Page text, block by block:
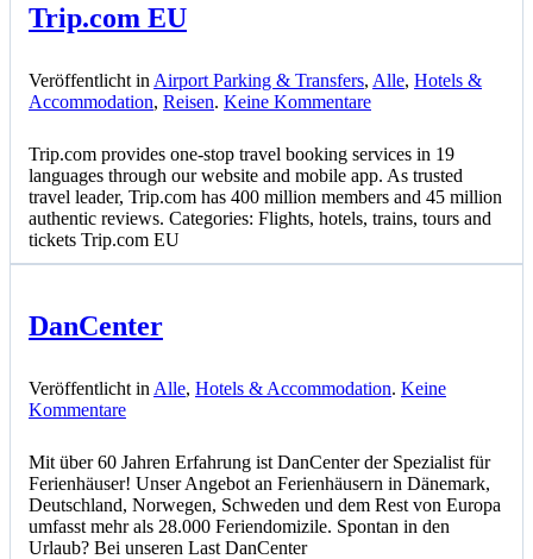
Trip.com EU
Veröffentlicht in Airport Parking & Transfers, Alle, Hotels &
Accommodation, Reisen. Keine Kommentarezu
EU
Trip.com provides one-stop travel booking services in 19
languages through our website and mobile app. As trusted
travel leader, Trip.com has 400 million members and 45 million
authentic reviews. Categories: Flights, hotels, trains, tours and
tickets Trip.com EU
DanCenter
Veröffentlicht in Alle, Hotels & Accommodation. Keine
Kommentarezu
Mit über 60 Jahren Erfahrung ist DanCenter der Spezialist für
Ferienhäuser! Unser Angebot an Ferienhäusern in Dänemark,
Deutschland, Norwegen, Schweden und dem Rest von Europa
umfasst mehr als 28.000 Feriendomizile. Spontan in den
Urlaub? Bei unseren Last DanCenter